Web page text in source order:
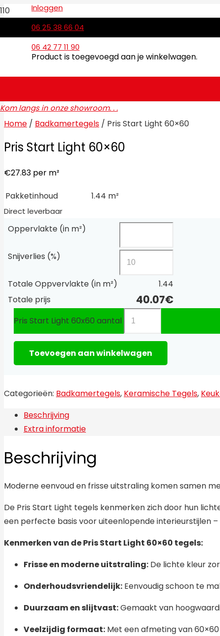
Inloggen
06 25 38 66 04
06 42 77 11 90
Product is toegevoegd aan je winkelwagen.
Kom langs in onze showroom. . .
Home / Badkamertegels / Pris Start Light 60×60
Pris Start Light 60×60
€27.83 per m²
Pakketinhoud 1.44 m²
Direct leverbaar
Oppervlakte (in m²)
Snijverlies (%)
Totale Oppvervlakte (in m²)
1.44
Totale prijs
€
40.07
Pris Start Light 60x60 aantal
Toevoegen aan winkelwagen
Categorieën: Badkamertegels, Keramische Tegels,
Beschrijving
Extra informatie
Beschrijving
Moderne eenvoud en frisse uitstraling komen samen
De Pris Start Light tegels kenmerken zich door hun
een perfecte basis voor uiteenlopende interieurstijlen
Kenmerken van de Pris Start Light 60×60 tegels:
Frisse en moderne uitstraling: De lichte kleur
Onderhoudsvriendelijk: Eenvoudig schoon te
Duurzaam en slijtvast:Gemaakt van
Veelzijdig formaat: Met een afmeting van